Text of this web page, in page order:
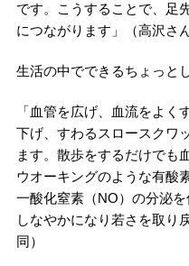
です。こうすることで、足
につながります」（高沢さん
生活の中でできるちょっと
「血管を広げ、血流をよ
下げ、すわるスロースクワ
ます。散歩をするだけでも
ウオーキングのような有酸
一酸化窒素（NO）の分泌
しなやかになり若さを取り
同）